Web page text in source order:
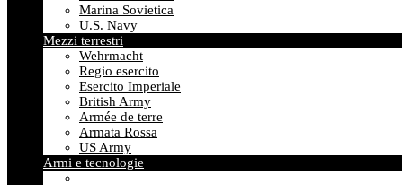
Marina Sovietica
U.S. Navy
Mezzi terrestri
Wehrmacht
Regio esercito
Esercito Imperiale
British Army
Armée de terre
Armata Rossa
US Army
Armi e tecnologie